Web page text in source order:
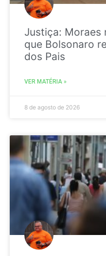
Justiça: Moraes
que Bolsonaro
dos Pais
VER MATÉRIA »
8 de agosto de 2026